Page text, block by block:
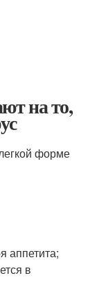
на то,
форме
аппетита;
в